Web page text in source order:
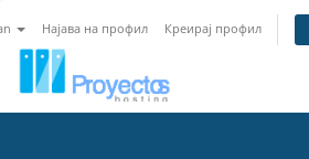
Најава на профил Креирај профил